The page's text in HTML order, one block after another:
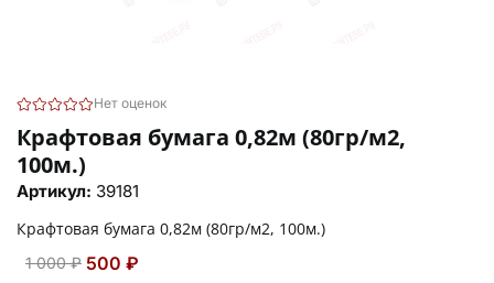
Нет оценок
Крафтовая бумага 0,82м (80гр/м2,
100м.)
Артикул: 39181
Крафтовая бумага 0,82м (80гр/м2, 100м.)
1 000 ₽ 500 ₽